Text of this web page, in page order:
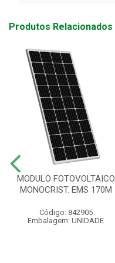
Produtos Relacionados
MODULO FOTOVOLTAICO
MONOCRIST. EMS 170M
Código: 842905
Embalagem: UNIDADE